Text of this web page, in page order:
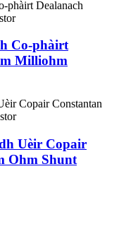
Co-phàirt
Milliohm
Uèir Copair
Ohm Shunt